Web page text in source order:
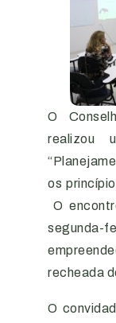
O
realizou
os
O
recheada
O